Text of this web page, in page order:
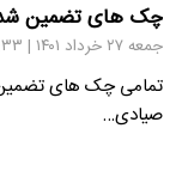
چک های تضمین
جمعه ۲۷ خرداد ۱۴۰۱ | ۱۶:۳۳
صیادی…